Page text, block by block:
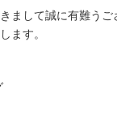
まして誠に有難うご
ます。